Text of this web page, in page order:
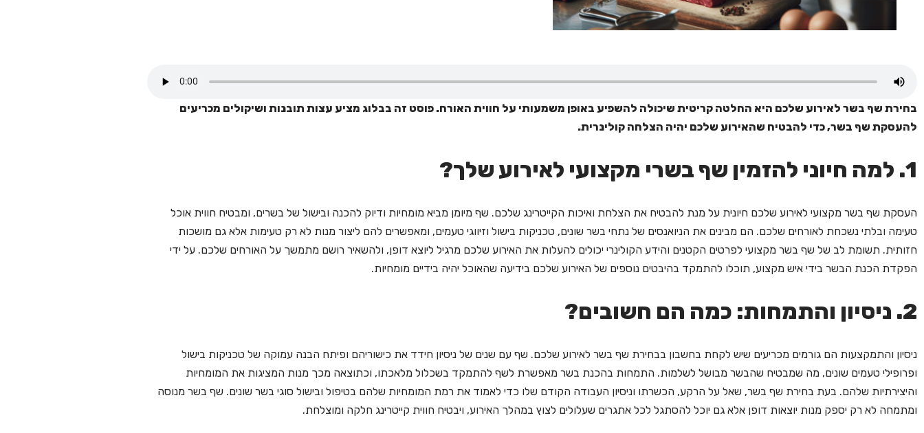
בחירת שף בשר לאירוע שלכם היא החלטה קריטית שיכולה להשפיע באופן משמעותי על חווית האורח. פוסט זה בבלוג מציע עצות תובנות ושיקולים מכריעים
להעסקת שף בשר, כדי להבטיח שהאירוע שלכם יהיה הצלחה קולינרית.
1. למה חיוני להזמין שף בשרי מקצועי לאירוע שלך?
העסקת שף בשר מקצועי לאירוע שלכם חיונית על מנת להבטיח את הצלחת ואיכות הקייטרינג שלכם. שף מיומן מביא מומחיות ודיוק להכנה ובישול של בשרים, ומבטיח חווית אוכל
טעימה ובלתי נשכחת לאורחים שלכם. הם מבינים את הניואנסים של נתחי בשר שונים, טכניקות בישול וזיווגי טעמים, ומאפשרים להם ליצור מנות לא רק טעימות אלא גם מושכות
חזותית. תשומת לב של שף בשר מקצועי לפרטים הקטנים והידע הקולינרי יכולים להעלות את האירוע שלכם מרגיל ליוצא דופן, ולהשאיר רושם מתמשך על האורחים שלכם. על ידי
הפקדת הכנת הבשר בידי איש מקצוע, תוכלו להתמקד בהיבטים נוספים של האירוע שלכם בידיעה שהאוכל יהיה בידיים מומחיות.
2. ניסיון והתמחות: כמה הם חשובים?
ניסיון והתמקצעות הם גורמים מכריעים שיש לקחת בחשבון בבחירת שף בשר לאירוע שלכם. שף עם שנים של ניסיון חידד את כישוריהם ופיתח הבנה עמוקה של טכניקות בישול
ופרופילי טעמים שונים, מה שמבטיח שהבשר מבושל לשלמות. התמחות בהכנת בשר מאפשרת לשף להתמקד בשכלול מלאכתו, וכתוצאה מכך מנות המציגות את המומחיות
והיצירתיות שלהם. בעת בחירת שף בשר, שאל על הרקע, הכשרתו וניסיון העבודה הקודם שלו כדי לאמוד את רמת המומחיות שלהם בטיפול ובישול סוגי בשר שונים. שף בשר מנוסה
ומתמחה לא רק יספק מנות יוצאות דופן אלא גם יוכל להסתגל לכל אתגרים שעלולים לצוץ במהלך האירוע, ויבטיח חווית קייטרינג חלקה ומוצלחת.